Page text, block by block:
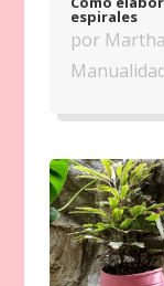
espirales
por